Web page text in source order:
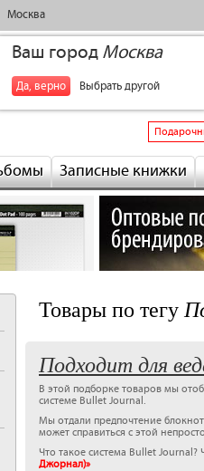
Москва
Ваш город Москва
Да, верно Выбрать другой
Записные книжки
Товары по тегу
Подходит для
В этой подборке товаров мы
системе Bullet Journal.
Мы отдали предпочтение
может справиться с этой
Что такое система Bullet
Джорнал)»